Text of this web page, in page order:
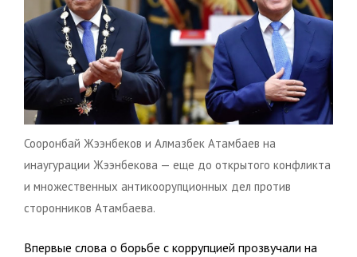
Сооронбай Жээнбеков и Алмазбек Атамбаев на
инаугурации Жээнбекова — еще до открытого конфликта
и множественных антикоорупционных дел против
сторонников Атамбаева.
Впервые слова о борьбе с коррупцией прозвучали на